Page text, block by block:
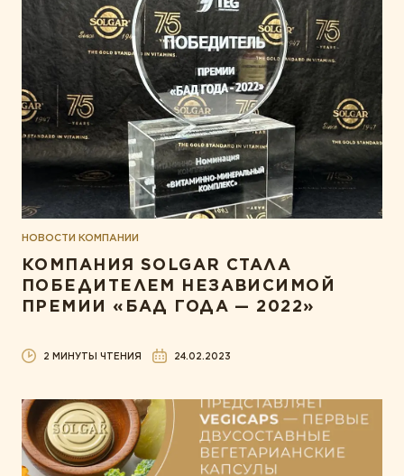
НОВОСТИ КОМПАНИИ
КОМПАНИЯ SOLGAR СТАЛА
ПОБЕДИТЕЛЕМ НЕЗАВИСИМОЙ
ПРЕМИИ «БАД ГОДА — 2022»
2 МИНУТЫ ЧТЕНИЯ 24.02.2023